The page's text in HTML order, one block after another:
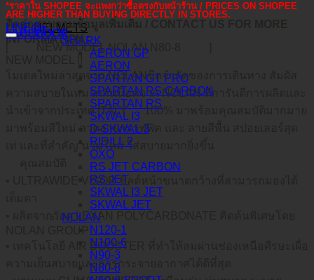
HELMETS
SHARK
AERON GP
AERON
SPARTAN GT PRO
SPARTAN RS CARBON
SPARTAN RS
SKWAL I3
D-SKWAL 3
RIDILL 2
OXO
RS JET CARBON
RS JET
SKWAL I3 JET
SKWAL JET
NOLAN
N120-1
N100-6
N90-3
N80-8
*ราคาใน SHOPEE จะแพงกว่าซื้อตรงกับหน้าร้าน / PRICES ON SHOPEE
ARE HIGHER THAN BUYING DIRECTLY IN STORES.
ติดต่อสอบถามข้อมูลเพิ่มเติม / CONTACT US FOR MORE
INFORMATION :
LINE@
FACEBOOK
คำอธิบาย
NEW MODEL NOLAN N80-8
โมเดลใหม่ล่าสุดจาก NOLANขีดจำกัดของการเดินทาง สัมผัส
ความสบายในหมวกกันน็อคจาก NOLAN ที่การันตีการผลิตและ
นำเข้าจากประเทศ ITALY
100% มาพร้อมคุณสมบัติมากมาย
มาพร้อมสีใหม่ ลวดลายกราฟฟิค และ ลายสีพื้น สปอยเลอร์สุด
เท่ และที่สำคัญ นวมใหม่ ใส่สบายมากยิ่งขึ้น
• ULTRAWIDE VISOR ชิลด์หน้าขนาดกว้างที่สามารถมองได้
• ผลิตจากวัสดุ LEXAN POLYCARBONATE คิดค้นพิเศษโดย
• เทคโนโลยี AIR BOOSTER ที่ทำให้ลมผ่านช่องเหนือศีรษะเผื่อ
ความเย็นสบายและการกระจายอากาศได้ดีที่สุด